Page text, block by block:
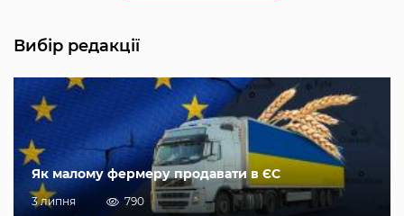
Вибір редакції
Як малому фермеру продавати в ЄС
3 липня 790